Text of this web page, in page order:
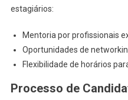
estagiários:
Mentoria por profissionais
Oportunidades de
Flexibilidade de horários
Processo de